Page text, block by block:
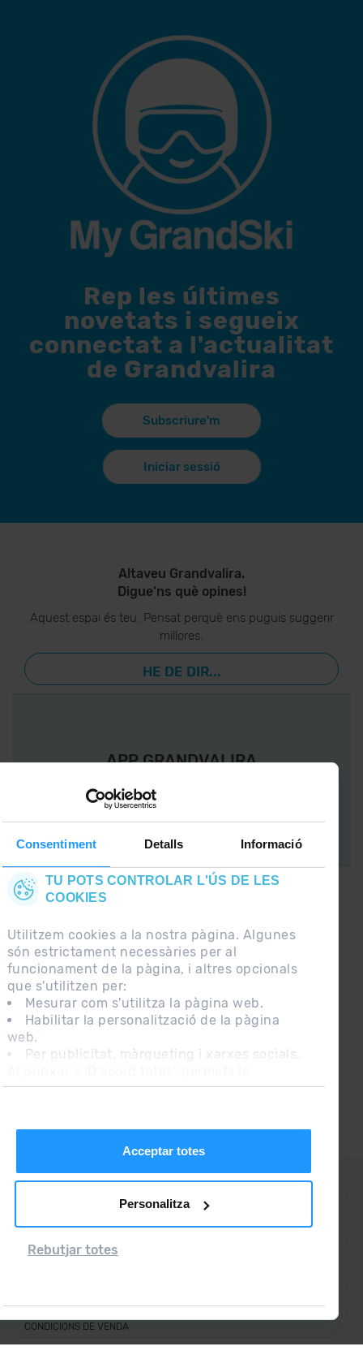
Consentiment Detalls Informació
TU POTS CONTROLAR L'ÚS DE LES
COOKIES
Utilitzem cookies a la nostra pàgina. Algunes
són estrictament necessàries per al
funcionament de la pàgina, i altres opcionals
que s'utilitzen per:
Mesurar com s'utilitza la pàgina web.
Habilitar la personalització de la pàgina
web.
Per publicitat, màrqueting i xarxes socials.
instal·lació de les cookies. Si prefereixes
Acceptar totes
Personalitza
Rebutjar totes
Rep les últimes
novetats i segueix
connectat a l'actualitat
de Grandvalira
Subscriure'm
Iniciar sessió
Altaveu Grandvalira.
Digue’ns què opines!
Aquest espai és teu. Pensat perquè ens puguis suggerir
millores.
HE DE DIR...
APP GRANDVALIRA
Ara, el més important a la teva butxaca.
GRANDVALIRA !
Segueix-nos a les Xarxes Socials i assabenta’t
de
lo últim el primer :)
CONTACTE
PREGUNTES FREQÜENTS
CONDICIONS DE VENDA